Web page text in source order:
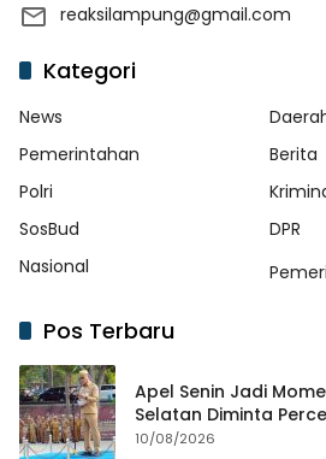
reaksilampung@gmail.com
Kategori
News
Pemerintahan
Berita
Polri
SosBud
DPR
Nasional
Pos Terbaru
Apel Senin Jadi
Selatan Diminta
Gerakan HELAU
10/08/2026